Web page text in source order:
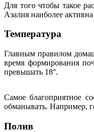
Для того чтобы такое
Азалия наиболее
Температура
Главным правилом
время формирования
превышать 18°.
Самое благоприятное
обманывать. Например,
Полив